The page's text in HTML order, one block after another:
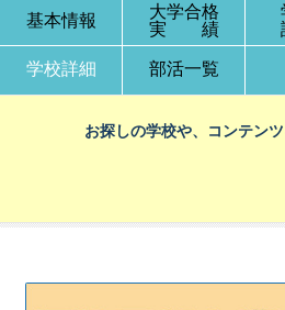
基本情報
大学合格
実 績
学校詳細 部活一覧
お探しの学校や、コンテンツ